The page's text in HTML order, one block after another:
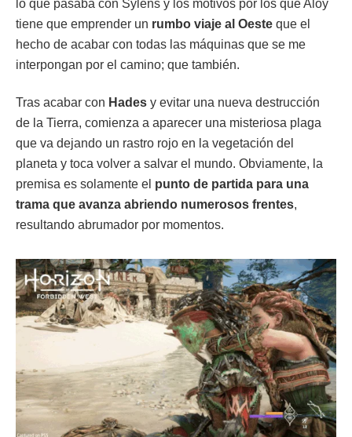
lo que pasaba con Sylens y los motivos por los que Aloy
tiene que emprender un rumbo viaje al Oeste que el
hecho de acabar con todas las máquinas que se me
interpongan por el camino; que también.
Tras acabar con Hades y evitar una nueva destrucción
de la Tierra, comienza a aparecer una misteriosa plaga
que va dejando un rastro rojo en la vegetación del
planeta y toca volver a salvar el mundo. Obviamente, la
premisa es solamente el punto de partida para una
trama que avanza abriendo numerosos frentes,
resultando abrumador por momentos.